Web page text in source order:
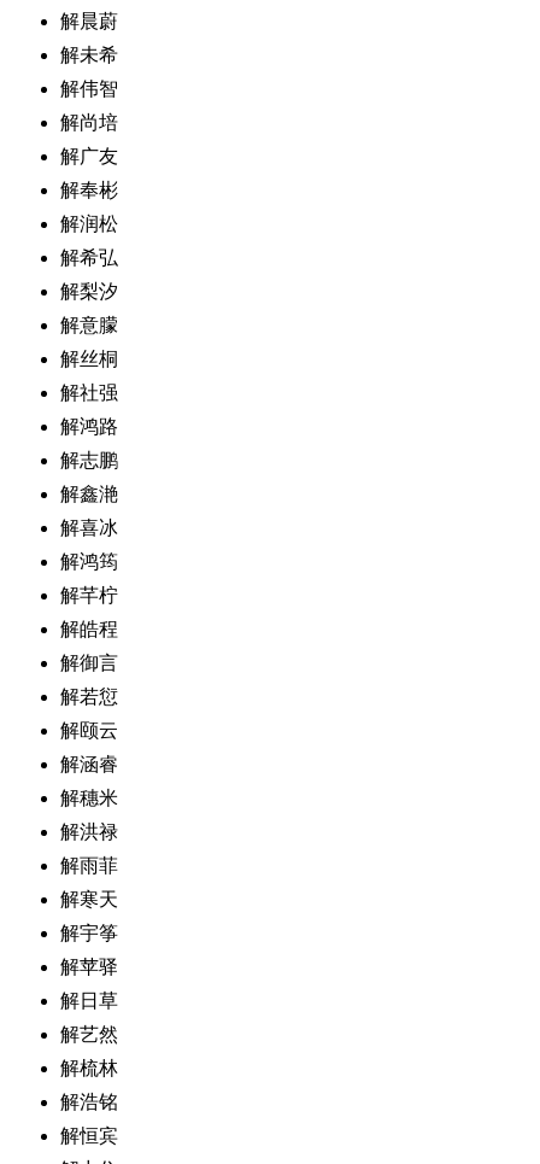
解晨蔚
解未希
解伟智
解尚培
解广友
解奉彬
解润松
解希弘
解梨汐
解意朦
解丝桐
解社强
解鸿路
解志鹏
解鑫滟
解喜冰
解鸿筠
解芊柠
解皓程
解御言
解若愆
解颐云
解涵睿
解穗米
解洪禄
解雨菲
解寒天
解宇筝
解苹驿
解日草
解艺然
解梳林
解浩铭
解恒宾